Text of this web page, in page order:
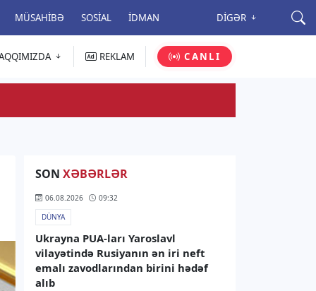
MÜSAHIBƏ SOSIAL İDMAN DIGƏR
REKLAM CANLI
SON XƏBƏRLƏR
06.08.2026
09:32
DÜNYA
Ukrayna PUA-ları Yaroslavl
vilayətində Rusiyanın ən iri neft
emalı zavodlarından birini hədəf
alıb